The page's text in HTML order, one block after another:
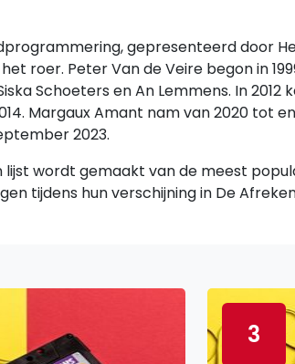
gepresenteerd door
roer. Peter Van de Veire begon in
Schoeters en An Lemmens. In 2012
Margaux Amant nam van 2020 tot
2023.
lijst wordt gemaakt van de meest
tijdens hun verschijning in De
3